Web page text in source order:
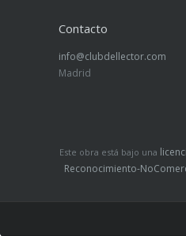
Contacto
info@clubdellector.com
Madrid
Este obra está bajo una
Reconocimiento-